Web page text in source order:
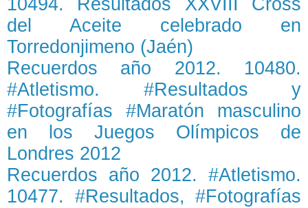
10494. Resultados XXVIII Cross
del Aceite celebrado en
Torredonjimeno (Jaén)
Recuerdos año 2012. 10480.
#Atletismo. #Resultados y
#Fotografías #Maratón masculino
en los Juegos Olímpicos de
Londres 2012
Recuerdos año 2012. #Atletismo.
10477. #Resultados, #Fotografías